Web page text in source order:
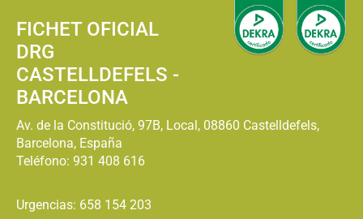
FICHET OFICIAL
DRG
CASTELLDEFELS -
BARCELONA
Av. de la Constitució, 97B, Local, 08860 Castelldefels,
Barcelona, España
Teléfono: 931 408 616
Urgencias: 658 154 203